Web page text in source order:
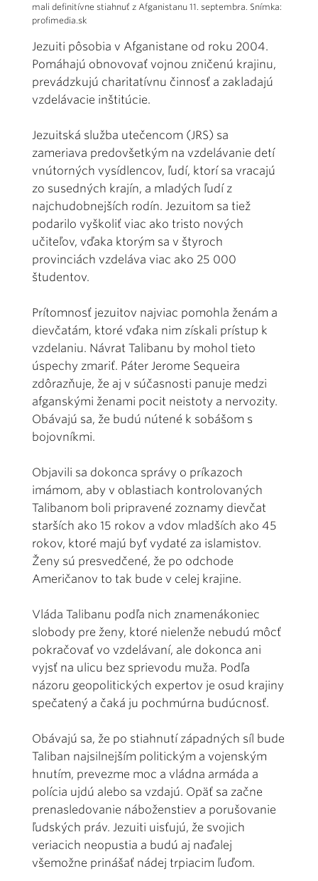
mali definitívne stiahnuť z Afganistanu 11. septembra. Snímka:
profimedia.sk
Jezuiti pôsobia v Afganistane od roku 2004.
Pomáhajú obnovovať vojnou zničenú krajinu,
prevádzkujú charitatívnu činnosť a zakladajú
vzdelávacie inštitúcie.
Jezuitská služba utečencom (JRS) sa
zameriava predovšetkým na vzdelávanie detí
vnútorných vysídlencov, ľudí, ktorí sa vracajú
zo susedných krajín, a mladých ľudí z
najchudobnejších rodín. Jezuitom sa tiež
podarilo vyškoliť viac ako tristo nových
učiteľov, vďaka ktorým sa v štyroch
provinciách vzdeláva viac ako 25 000
študentov.
Prítomnosť jezuitov najviac pomohla ženám a
dievčatám, ktoré vďaka nim získali prístup k
vzdelaniu. Návrat Talibanu by mohol tieto
úspechy zmariť. Páter Jerome Sequeira
zdôrazňuje, že aj v súčasnosti panuje medzi
afganskými ženami pocit neistoty a nervozity.
Obávajú sa, že budú nútené k sobášom s
bojovníkmi.
Objavili sa dokonca správy o príkazoch
imámom, aby v oblastiach kontrolovaných
Talibanom boli pripravené zoznamy dievčat
starších ako 15 rokov a vdov mladších ako 45
rokov, ktoré majú byť vydaté za islamistov.
Ženy sú presvedčené, že po odchode
Američanov to tak bude v celej krajine.
Vláda Talibanu podľa nich znamenákoniec
slobody pre ženy, ktoré nielenže nebudú môcť
pokračovať vo vzdelávaní, ale dokonca ani
vyjsť na ulicu bez sprievodu muža. Podľa
názoru geopolitických expertov je osud krajiny
spečatený a čaká ju pochmúrna budúcnosť.
Obávajú sa, že po stiahnutí západných síl bude
Taliban najsilnejším politickým a vojenským
hnutím, prevezme moc a vládna armáda a
polícia ujdú alebo sa vzdajú. Opäť sa začne
prenasledovanie náboženstiev a porušovanie
ľudských práv. Jezuiti uisťujú, že svojich
veriacich neopustia a budú aj naďalej
všemožne prinášať nádej trpiacim ľuďom.